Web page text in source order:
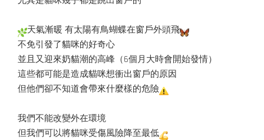
天氣漸暖 有太陽有鳥蝴蝶在窗戶外頭飛
不免引發了貓咪的好奇心
並且又迎來奶貓潮的高峰（6個月大時會開始發情）
這些都可能是造成貓咪想衝出窗戶的原因
但他們卻不知道會帶來什麼樣的危險
我們不能改變外在環境
但我們可以將貓咪受傷風險降至最低